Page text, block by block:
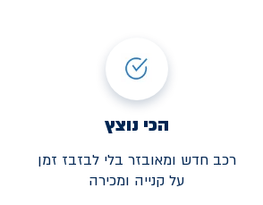
הכי נוצץ
רכב חדש ומאובזר בלי לבזבז זמן
על קנייה ומכירה
מחיר חודשי החל מ- 3,190